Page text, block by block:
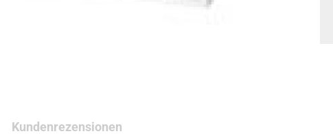
Kundenrezensionen